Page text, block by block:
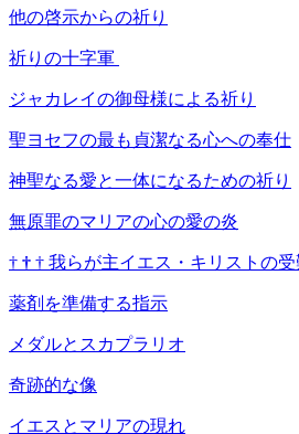
他の啓示からの祈り
祈りの十字軍
ジャカレイの御母様による祈り
聖ヨセフの最も貞潔なる心への奉仕
神聖なる愛と一体になるための祈り
無原罪のマリアの心の愛の炎
† † † 我らが主イエス・キリストの
薬剤を準備する指示
メダルとスカプラリオ
奇跡的な像
イエスとマリアの現れ